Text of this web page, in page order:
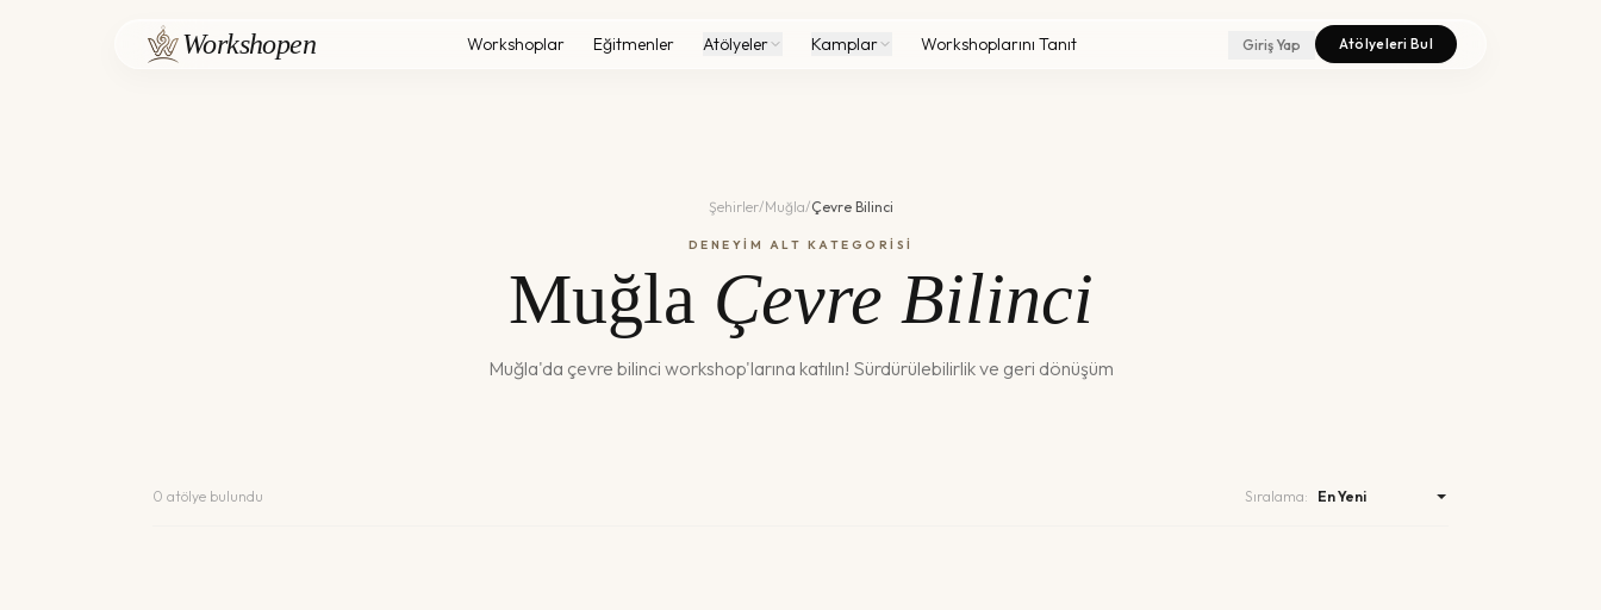
Workshopen Workshoplar Eğitmenler Atölyeler Kamplar Workshoplarını Tanıt Giriş Yap Atölyeleri Bul
Şehirler/Muğla/Çevre Bilinci
DENEYİM ALT KATEGORİSİ
Muğla Çevre Bilinci
Muğla'da çevre bilinci workshop'larına katılın! Sürdürülebilirlik ve geri dönüşüm
0 atölye bulundu Sıralama: